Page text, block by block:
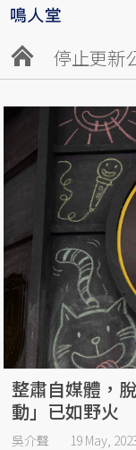
停止更新
整肅自媒體，
動」已如野火
吳介聲 19 May,